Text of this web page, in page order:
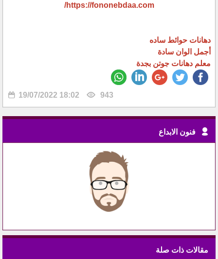
https://fononebdaa.com/
دهانات حوائط ساده
أجمل الوان سادة
معلم دهانات جوتن بجدة
19/07/2022 18:02 943
فنون الابداع
مقالات ذات صلة